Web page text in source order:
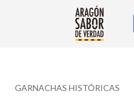
GARNACHAS HISTÓRICAS